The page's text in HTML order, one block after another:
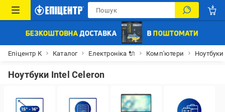
Епіцентр К Каталог Електроніка 🔌 Комп'ютери Ноутбуки
Ноутбуки Intel Celeron